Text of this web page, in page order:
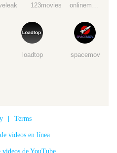
123movies
loadtop spacemov
| Terms
videos en línea
videos de YouTube